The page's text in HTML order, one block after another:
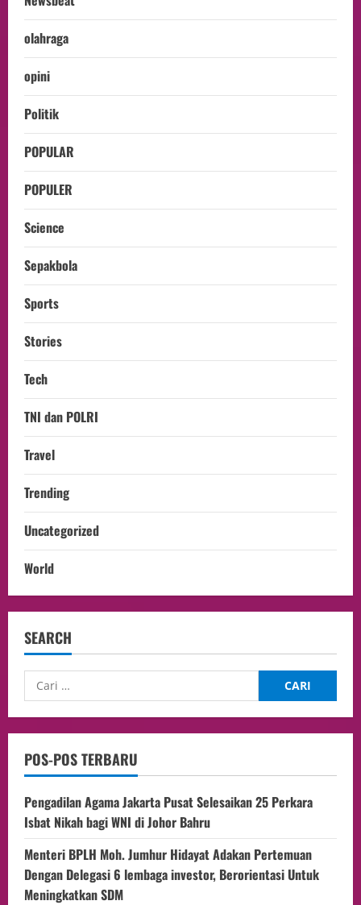
olahraga
opini
Politik
POPULAR
POPULER
Science
Sepakbola
Sports
Stories
Tech
TNI dan POLRI
Travel
Trending
Uncategorized
World
SEARCH
POS-POS TERBARU
Pengadilan Agama Jakarta Pusat Selesaikan 25 Perkara
Isbat Nikah bagi WNI di Johor Bahru
Menteri BPLH Moh. Jumhur Hidayat Adakan Pertemuan
Dengan Delegasi 6 lembaga investor, Berorientasi Untuk
Meningkatkan SDM